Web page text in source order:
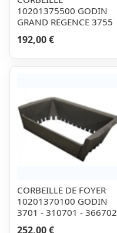
10201375500 GODIN
GRAND REGENCE 3755
192,00 €
CORBEILLE DE FOYER
10201370100 GODIN
3701 - 310701 - 366702
252,00 €